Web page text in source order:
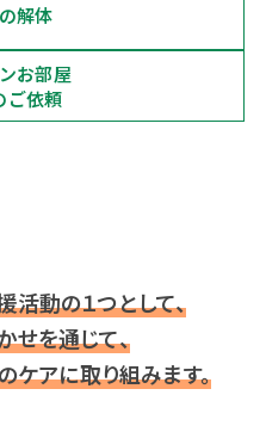
解体
お部屋
ご依頼
動の１つとして、
せを通じて、
アに取り組みます。